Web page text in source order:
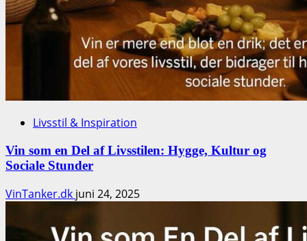
Livsstil & Inspiration
Vin som en Del af Livsstilen: Hygge, Kultur og
Sociale Stunder
VinTanker.dk juni 24, 2025